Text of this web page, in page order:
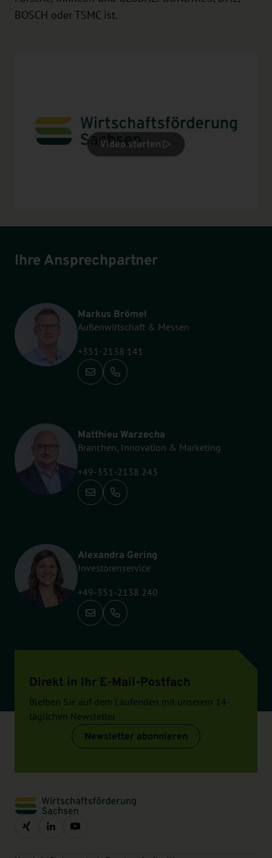
BOSCH oder TSMC ist.
Video starten
Ihre Ansprechpartner
Markus Brömel
Außenwirtschaft & Messen
+351-2138 141
Anrufen: +351-2138 141
Matthieu Warzecha
Branchen, Innovation & Marketing
+49-351-2138 243
Anrufen: +49-351-2138 243
Alexandra Gering
Investorenservice
+49-351-2138 240
Anrufen: +49-351-2138 240
Direkt in Ihr E-Mail-Postfach
Bleiben Sie auf dem Laufenden mit unserem 14-
täglichen Newsletter
Newsletter abonnieren